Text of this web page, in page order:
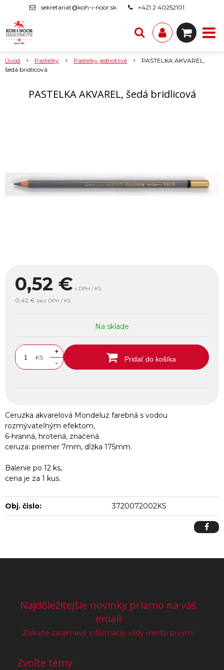
sekretariat@koh-i-noor.sk +421 2 40252101
Úvod Pastelky Pastelky jednotlivé
PASTELKA AKVAREL,
šedá bridlicová
PASTELKA AKVAREL, šedá bridlicová
0,52 € s DPH / KS
0,42 € bez DPH / KS
Na sklade
KS
+
-
Pridať do košíka
Ceruzka akvarelová Mondeluz farebná s vodou
rozmývateľným efektom,
6-hranná, hrotená, značená
ceruza: priemer 7mm, dĺžka 175mm.
Balenie po 12 ks,
cena je za 1 kus.
Obj. čislo: 3720072002KS
Najdôležitejšie novinky priamo na váš
email
Získajte zaujímavé informácie vždy medzi prvými
Zvoľte témy